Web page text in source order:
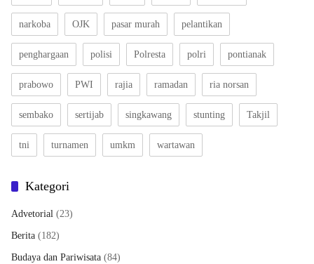
narkoba OJK pasar murah pelantikan
penghargaan polisi Polresta polri pontianak
prabowo PWI rajia ramadan ria norsan
sembako sertijab singkawang stunting Takjil
tni turnamen umkm wartawan
Kategori
Advetorial (23)
Berita (182)
Budaya dan Pariwisata (84)